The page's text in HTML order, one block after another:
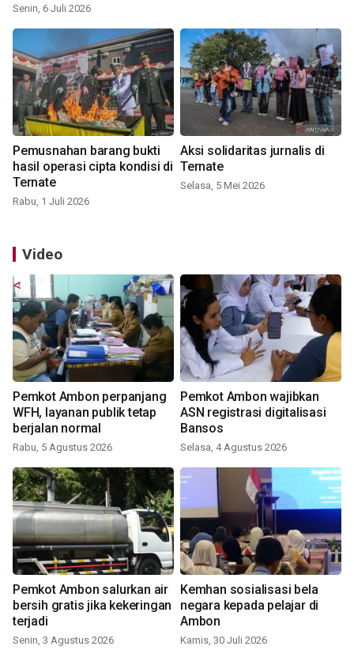
Senin, 6 Juli 2026
Pemusnahan barang bukti
hasil operasi cipta kondisi di
Ternate
Rabu, 1 Juli 2026
Aksi solidaritas jurnalis di
Ternate
Selasa, 5 Mei 2026
Video
Pemkot Ambon perpanjang
WFH, layanan publik tetap
berjalan normal
Rabu, 5 Agustus 2026
Pemkot Ambon wajibkan
ASN registrasi digitalisasi
Bansos
Selasa, 4 Agustus 2026
Pemkot Ambon salurkan air
bersih gratis jika kekeringan
terjadi
Senin, 3 Agustus 2026
Kemhan sosialisasi bela
negara kepada pelajar di
Ambon
Kamis, 30 Juli 2026